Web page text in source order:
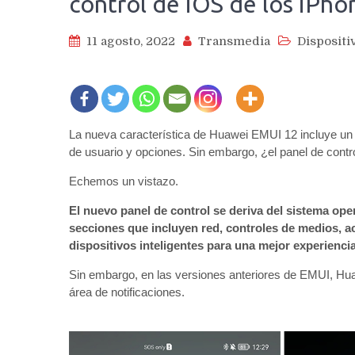
11 agosto, 2022 Transmedia
La nueva característica de Huawei EMUI 12 incluye
de usuario y opciones. Sin embargo, ¿el panel de
Echemos un vistazo.
El nuevo panel de control se deriva del sistema
secciones que incluyen red, controles de medios,
dispositivos inteligentes para una mejor
Sin embargo, en las versiones anteriores de EMUI,
área de notificaciones.